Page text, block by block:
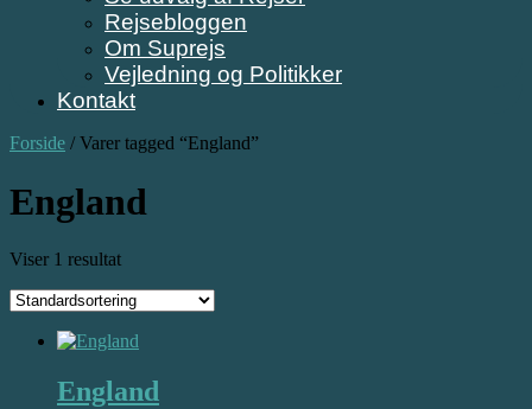
Rejsebloggen
Om Suprejs
Vejledning og Politikker
Kontakt
Forside / Varer tagged “England”
England
Viser 1 resultat
England